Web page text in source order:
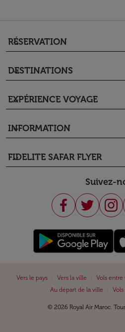
RÉSERVATION
keyboard_arrow_down
DESTINATIONS
keyboard_arrow_down
EXPÉRIENCE VOYAGE
keyboard_arrow_down
INFORMATION
keyboard_arrow_down
FIDELITE SAFAR FLYER
keyboard_arrow_down
Suivez-
Vers le pays Vers la ville Vols entre
Au départ de la ville
© 2026 Royal Air Maroc.